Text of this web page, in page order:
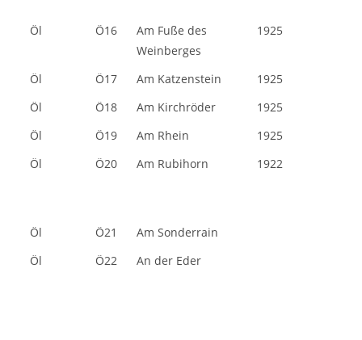
Öl Ö16
Am Fuße des
Weinberges
1925
Öl Ö17 Am Katzenstein
1925
Öl
Ö18 Am Kirchröder
1925
Öl
Ö19 Am Rhein
1925
Öl
Ö20 Am Rubihorn 1922
Öl Ö21
Am Sonderrain
Öl
Ö22 An der Eder